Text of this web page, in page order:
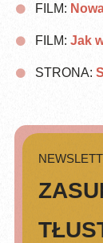
FILM:
FILM: Jak
STRONA: